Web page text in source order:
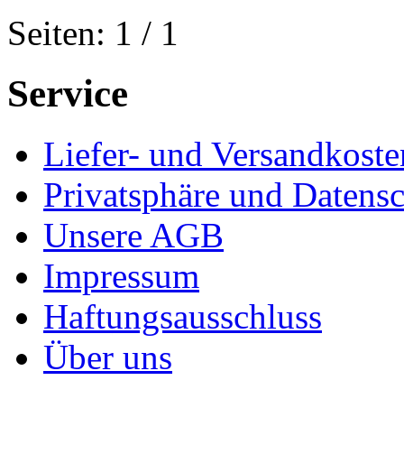
Seiten: 1 / 1
Service
Liefer- und
Privatsphäre und
Unsere AGB
Impressum
Haftungsausschluss
Über uns